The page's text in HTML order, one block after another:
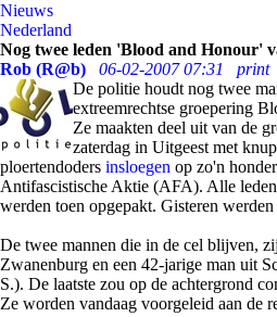
Nieuws
Nederland
Nog twee leden 'Blood and Honour'
Rob (R@b)
06-02-2007 07:31
print
De politie houdt nog twee
extreemrechtse groepering
Ze maakten deel uit van de
zaterdag in Uitgeest met
ploertendoders insloegen op zo'n
Antifascistische Aktie (AFA). Alle
werden toen opgepakt. Gisteren
De twee mannen die in de cel blijven,
Zwanenburg en een 42-jarige man uit
S.). De laatste zou op de achtergrond
Ze worden vandaag voorgeleid aan de